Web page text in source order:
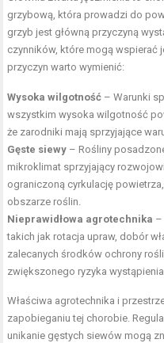
grzybową, która prowadzi do
grzyb jest główną przyczyną
czynników, które mogą wspierać
przyczyn warto wymienić:
Wysoka wilgotność – Warunki
wszystkim wysoka wilgotność
że zarodniki mają sprzyjające
Gęste siewy – Rośliny
mikroklimat sprzyjający
ograniczoną cyrkulację
obszarze roślin.
Nieprawidłowa agrotechnika –
takich jak rotacja upraw, dobór
zalecanych środków ochrony
zwiększonego ryzyka
Właściwa agrotechnika i
zapobieganiu tej chorobie.
unikanie gęstych siewów mogą